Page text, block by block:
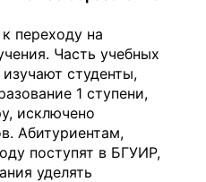
переходу на
Часть учебных
студенты,
1 ступени,
исключено
Абитуриентам,
поступят в БГУИР,
уделять